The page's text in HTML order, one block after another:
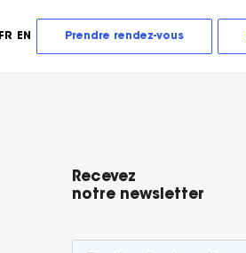
FR EN Prendre rendez-vous
Recevez
notre newsletter